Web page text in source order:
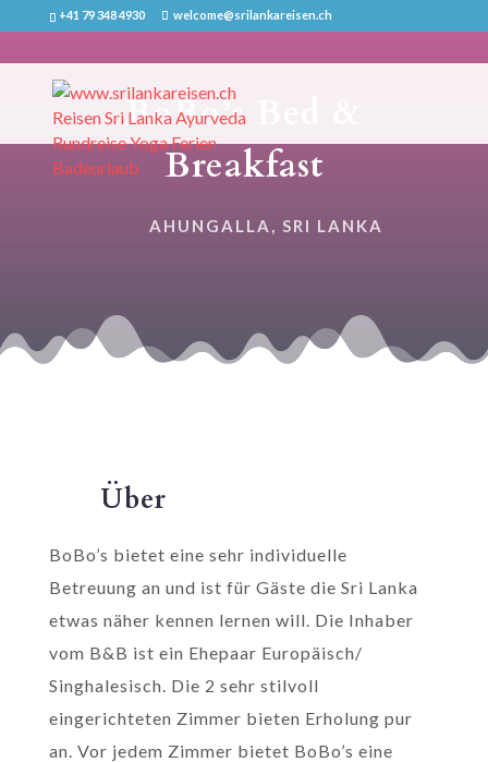
+41 79 348 4930 welcome@srilankareisen.ch
BoBo’s Bed &
Breakfast
AHUNGALLA, SRI LANKA
Über
BoBo’s bietet eine sehr individuelle
Betreuung an und ist für Gäste die Sri Lanka
etwas näher kennen lernen will. Die Inhaber
vom B&B ist ein Ehepaar Europäisch/
Singhalesisch. Die 2 sehr stilvoll
eingerichteten Zimmer bieten Erholung pur
an. Vor jedem Zimmer bietet BoBo’s eine